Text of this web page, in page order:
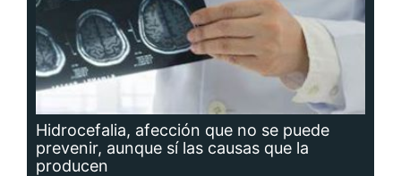
Hidrocefalia, afección que no se puede
prevenir, aunque sí las causas que la
producen